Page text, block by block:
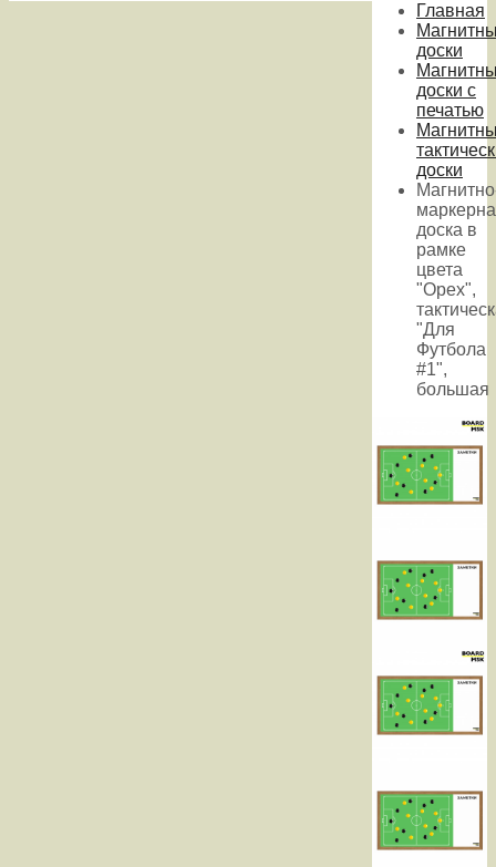
Главная
доски
доски с
печатью
доски
доска в
рамке
цвета
"Орех",
"Для
Футбола
#1",
большая